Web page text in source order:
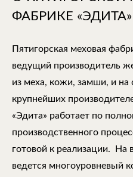
ФАБРИКЕ «ЭДИТА»
Пятигорская меховая
ведущий производитель
из меха, кожи, замши, и на
крупнейших
«Эдита» работает по
производственного
готовой к реализации. На
ведется многоуровневый